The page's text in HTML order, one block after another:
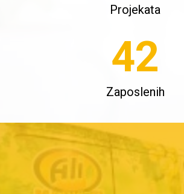
Projekata
42
Zaposlenih